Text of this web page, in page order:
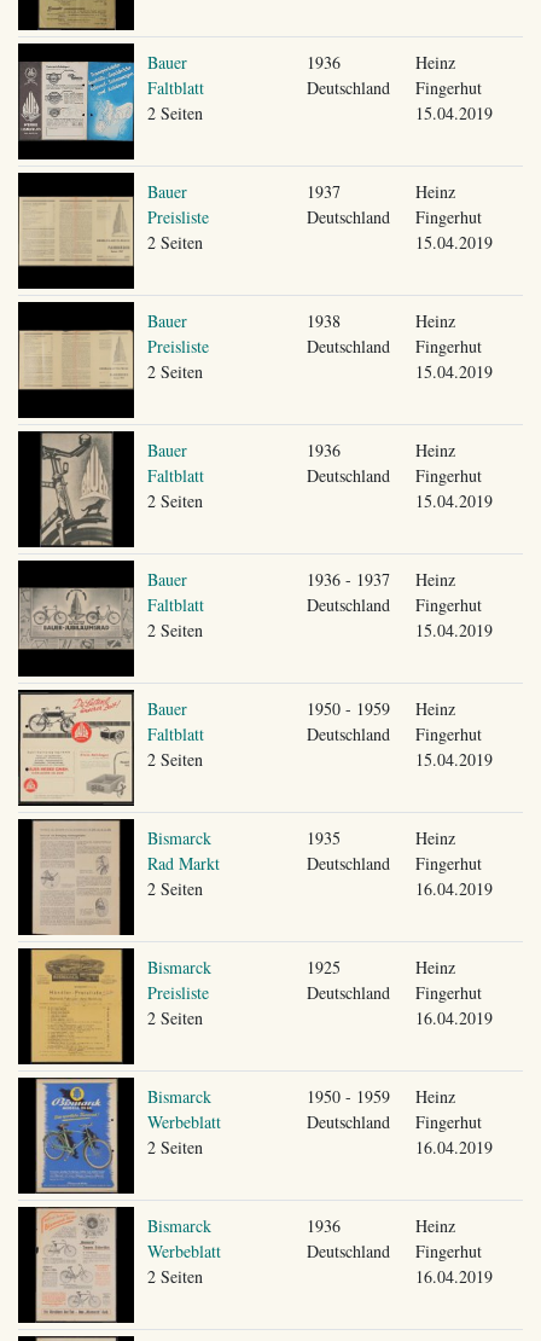
Bauer
Faltblatt
2 Seiten
1936
Deutschland
Heinz
Fingerhut
15.04.2019
Bauer
Preisliste
2 Seiten
1937
Deutschland
Heinz
Fingerhut
15.04.2019
Bauer
Preisliste
2 Seiten
1938
Deutschland
Heinz
Fingerhut
15.04.2019
Bauer
Faltblatt
2 Seiten
1936
Deutschland
Heinz
Fingerhut
15.04.2019
Bauer
Faltblatt
2 Seiten
1936 - 1937
Deutschland
Heinz
Fingerhut
15.04.2019
Bauer
Faltblatt
2 Seiten
1950 - 1959
Deutschland
Heinz
Fingerhut
15.04.2019
Bismarck
Rad Markt
2 Seiten
1935
Deutschland
Heinz
Fingerhut
16.04.2019
Bismarck
Preisliste
2 Seiten
1925
Deutschland
Heinz
Fingerhut
16.04.2019
Bismarck
Werbeblatt
2 Seiten
1950 - 1959
Deutschland
Heinz
Fingerhut
16.04.2019
Bismarck
Werbeblatt
2 Seiten
1936
Deutschland
Heinz
Fingerhut
16.04.2019